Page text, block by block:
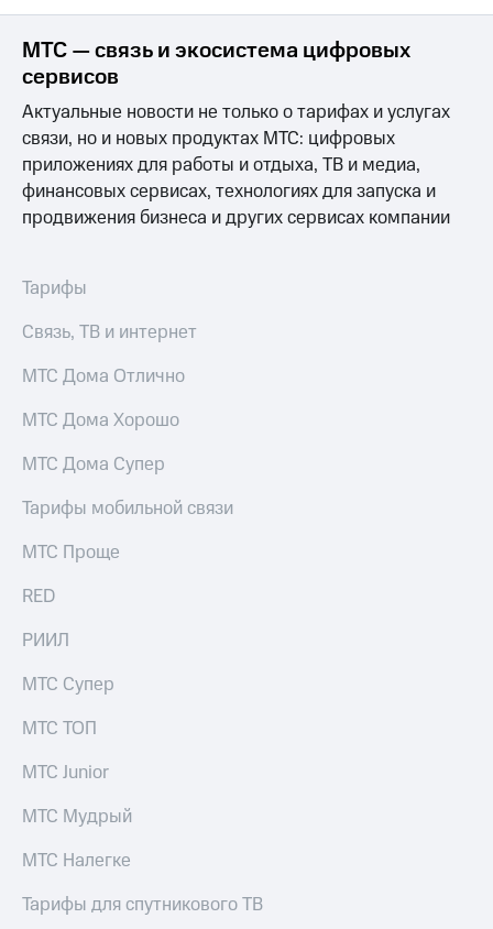
о технологиях
Интервью
Финансовая
отчетность
регионе
и акционерам
управление
Корпоративный
секретарь
Раскрытие
информации
акционерам
Личный
акционера
капитал
и
аудит
Рынок
акций
Описание
МТС — связь и экосистема цифровых
сервисов
Актуальные новости не только о тарифах и услугах
связи, но и новых продуктах МТС: цифровых
приложениях для работы и отдыха, ТВ и медиа,
финансовых сервисах, технологиях для запуска и
продвижения бизнеса и других сервисах компании
Тарифы
Связь, ТВ и интернет
МТС Дома Отлично
МТС Дома Хорошо
МТС Дома Супер
Тарифы мобильной связи
МТС Проще
RED
РИИЛ
МТС Супер
МТС ТОП
МТС Junior
МТС Мудрый
МТС Налегке
Тарифы для спутникового ТВ